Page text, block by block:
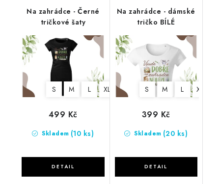
Na zahrádce - Černé
tričkové šaty
S M L XL 2XL
Skladem (10 ks)
499 Kč
Na zahrádce - dámské
tričko BÍLÉ
S M L XL
Skladem (20 ks)
399 Kč